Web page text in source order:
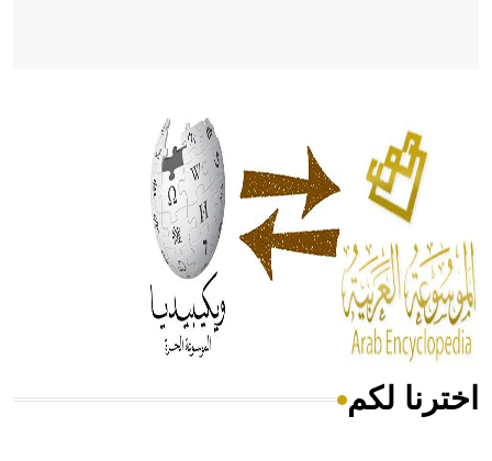
الحكم، الأدلة، تنظيم التغذية، ورسالته في جروح الرأس. ويعود
له الفضل بأنه حرر الطب من الدين والفلسفة.
- هل تعلم أن المرجان إفراز حيواني يتكون في البحر ويتركب
من مادة كربونات الكلسيوم، وهو أحمر أو شديد الحمرة وهو
أجود أنواعه، ويمتاز بكبر الحجم ويسمى الش
هل تعلم أن الأبسيد كلمة فرنسية اللفظ تم اعتمادها مصطلحاً
اخترنا لكم